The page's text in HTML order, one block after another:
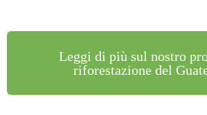
Leggi di più sul nostro
riforestazione del